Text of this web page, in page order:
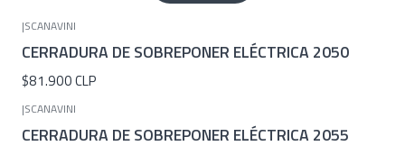
|SCANAVINI
CERRADURA DE SOBREPONER ELÉCTRICA 2050
$81.900 CLP
|SCANAVINI
CERRADURA DE SOBREPONER ELÉCTRICA 2055